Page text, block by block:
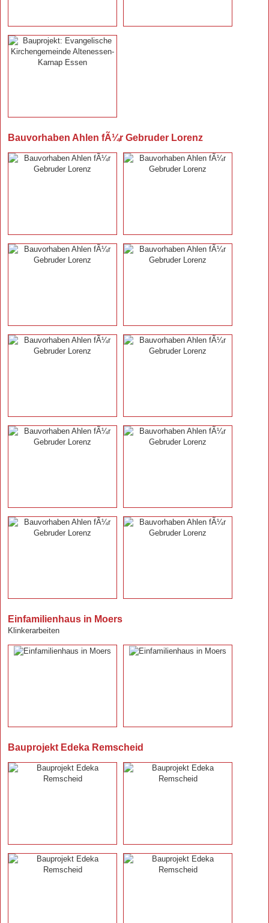
Bauvorhaben Ahlen fÃ¼r Gebruder Lorenz
Einfamilienhaus in Moers
Klinkerarbeiten
Bauprojekt Edeka Remscheid